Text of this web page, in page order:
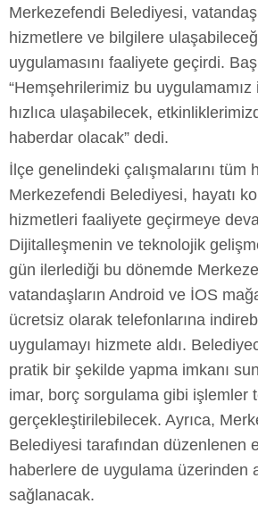
Merkezefendi Belediyesi,
hizmetlere ve bilgilere
uygulamasını faaliyete geçirdi.
“Hemşehrilerimiz bu
hızlıca ulaşabilecek,
haberdar olacak” dedi.
İlçe genelindeki çalışmalarını tüm
Merkezefendi Belediyesi, hayatı
hizmetleri faaliyete geçirmeye
Dijitalleşmenin ve teknolojik
gün ilerlediği bu dönemde
vatandaşların Android ve İOS
ücretsiz olarak telefonlarına
uygulamayı hizmete aldı.
pratik bir şekilde yapma imkanı
imar, borç sorgulama gibi işlemler
gerçekleştirilebilecek. Ayrıca,
Belediyesi tarafından düzenlenen
haberlere de uygulama üzerinden
sağlanacak.